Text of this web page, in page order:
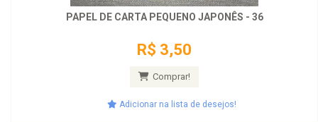
PAPEL DE CARTA PEQUENO JAPONÊS - 36
R$ 3,50
Comprar!
Adicionar na lista de desejos!